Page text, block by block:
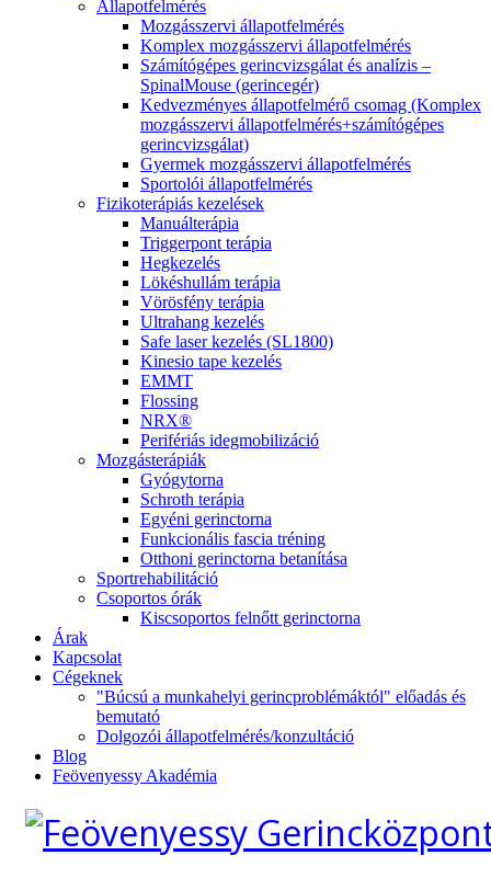
Állapotfelmérés
Mozgásszervi állapotfelmérés
Komplex mozgásszervi állapotfelmérés
Számítógépes gerincvizsgálat és analízis –
SpinalMouse (gerincegér)
Kedvezményes állapotfelmérő csomag (Komplex
mozgásszervi állapotfelmérés+számítógépes
gerincvizsgálat)
Gyermek mozgásszervi állapotfelmérés
Sportolói állapotfelmérés
Fizikoterápiás kezelések
Manuálterápia
Triggerpont terápia
Hegkezelés
Lökéshullám terápia
Vörösfény terápia
Ultrahang kezelés
Safe laser kezelés (SL1800)
Kinesio tape kezelés
EMMT
Flossing
NRX®
Perifériás idegmobilizáció
Mozgásterápiák
Gyógytorna
Schroth terápia
Egyéni gerinctorna
Funkcionális fascia tréning
Otthoni gerinctorna betanítása
Sportrehabilitáció
Csoportos órák
Kiscsoportos felnőtt gerinctorna
Árak
Kapcsolat
Cégeknek
"Búcsú a munkahelyi gerincproblémáktól" előadás és
bemutató
Dolgozói állapotfelmérés/konzultáció
Blog
Feövenyessy Akadémia